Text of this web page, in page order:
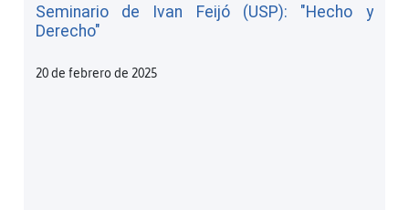
Seminario de Ivan Feijó (USP): "Hecho y
Derecho"
20 de febrero de 2025